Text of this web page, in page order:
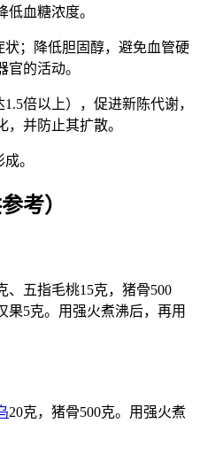
血糖浓度。
；降低胆固醇，避免血管硬
的活动。
倍以上），促进新陈代谢，
，并防止其扩散。
。
考）
、五指毛桃15克，猪骨500
果5克。用强火煮沸后，再用
20克，猪骨500克。用强火煮